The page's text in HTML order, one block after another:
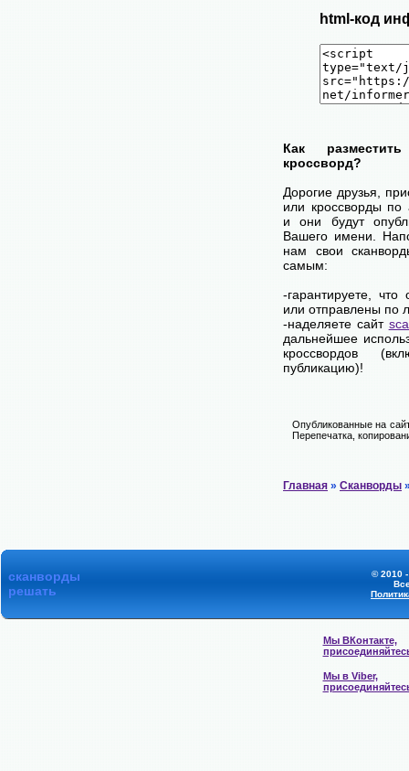
html-код
Как
кроссворд?
Дорогие друзья,
или кроссворды
и они будут
Вашего имени.
нам свои
самым:
-гарантируете,
или отправлены по
-наделяете сайт
дальнейшее
кроссвордов
публикацию)!
Опубликованные на
Перепечатка,
Главная » Сканворды
сканворды
решать
© 2010
Мы ВКонтакте,
Мы в Viber,